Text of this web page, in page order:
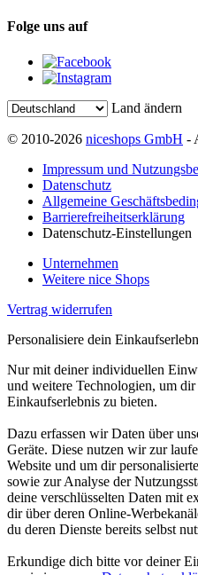
Folge uns auf
Land ändern
© 2010-2026 niceshops GmbH -
Impressum und
Datenschutz
Allgemeine
Barrierefreiheitserklärung
Datenschutz-Einstellungen
Unternehmen
Weitere nice Shops
Vertrag widerrufen
Personalisiere dein
Nur mit deiner individuellen
und weitere Technologien, um dir
Einkaufserlebnis zu bieten.
Dazu erfassen wir Daten über
Geräte. Diese nutzen wir zur
Website und um dir
sowie zur Analyse der
deine verschlüsselten Daten mit
dir über deren Online-
du deren Dienste bereits selbst
Erkundige dich bitte vor deiner